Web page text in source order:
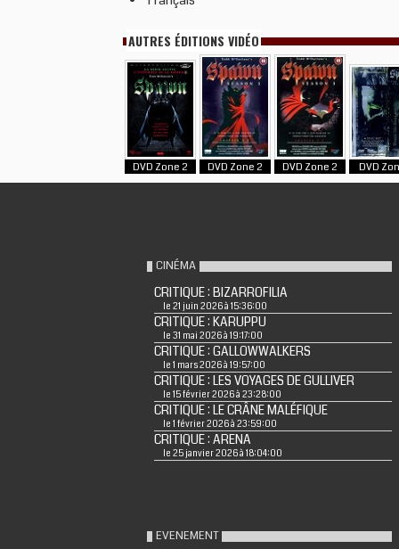
AUTRES ÉDITIONS VIDÉO
DVD Zone 2 DVD Zone 2 DVD Zone 2 DVD
CINÉMA
CRITIQUE : BIZARROFILIA
le 21 juin 2026 à 15:36:00
CRITIQUE : KARUPPU
le 31 mai 2026 à 19:17:00
CRITIQUE : GALLOWWALKERS
le 1 mars 2026 à 19:57:00
CRITIQUE : LES VOYAGES DE GULLIVER
le 15 février 2026 à 23:28:00
CRITIQUE : LE CRÂNE MALÉFIQUE
le 1 février 2026 à 23:59:00
CRITIQUE : ARENA
le 25 janvier 2026 à 18:04:00
EVENEMENT